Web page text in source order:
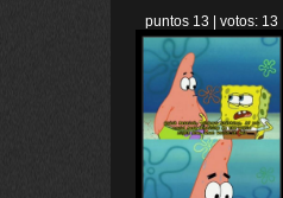
puntos 13 | votos: 13